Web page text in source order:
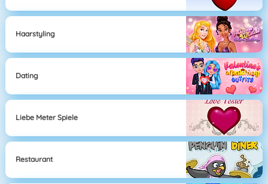
Haarstyling
Dating
Liebe Meter Spiele
Restaurant